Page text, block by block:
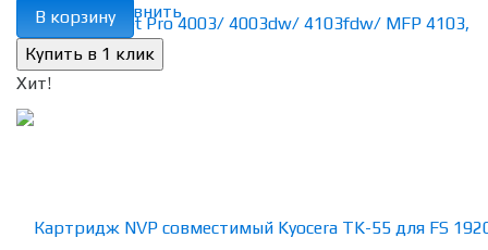
избранное сравнить
В корзину
Хит!